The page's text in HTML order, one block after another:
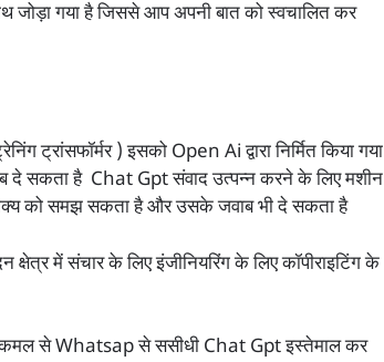
गया है जिससे आप अपनी बात को स्वचालित कर
) इसको Open Ai द्वारा निर्मित किया गया
दे सकता है Chat Gpt संवाद उत्पन्न करने के लिए मशीन
वाक्य को समझ सकता है और उसके जवाब भी दे सकता है
में संचार के लिए इंजीनियरिंग के लिए कॉपीराइटिंग के
से Whatsap से ससीधी Chat Gpt इस्तेमाल कर